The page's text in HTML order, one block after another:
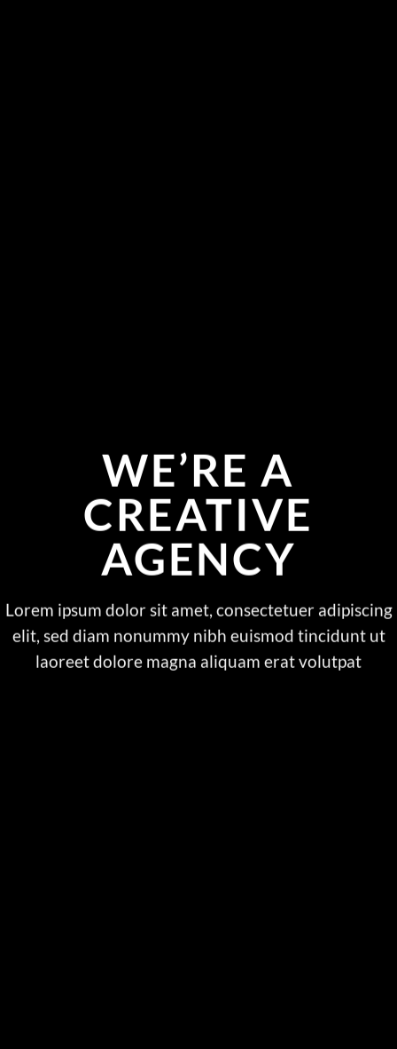
WE’RE A
CREATIVE
AGENCY
Lorem ipsum dolor sit amet, consectetuer adipiscing
elit, sed diam nonummy nibh euismod tincidunt ut
laoreet dolore magna aliquam erat volutpat